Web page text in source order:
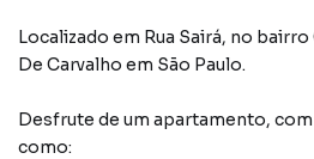
Localizado em Rua Sairá, no bairro
De Carvalho em São Paulo.
Desfrute de um apartamento,
como: